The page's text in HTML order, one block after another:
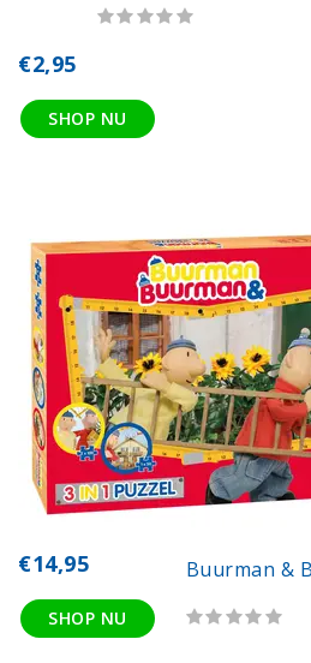
€2,95
SHOP NU
Buurman &
€14,95
SHOP NU